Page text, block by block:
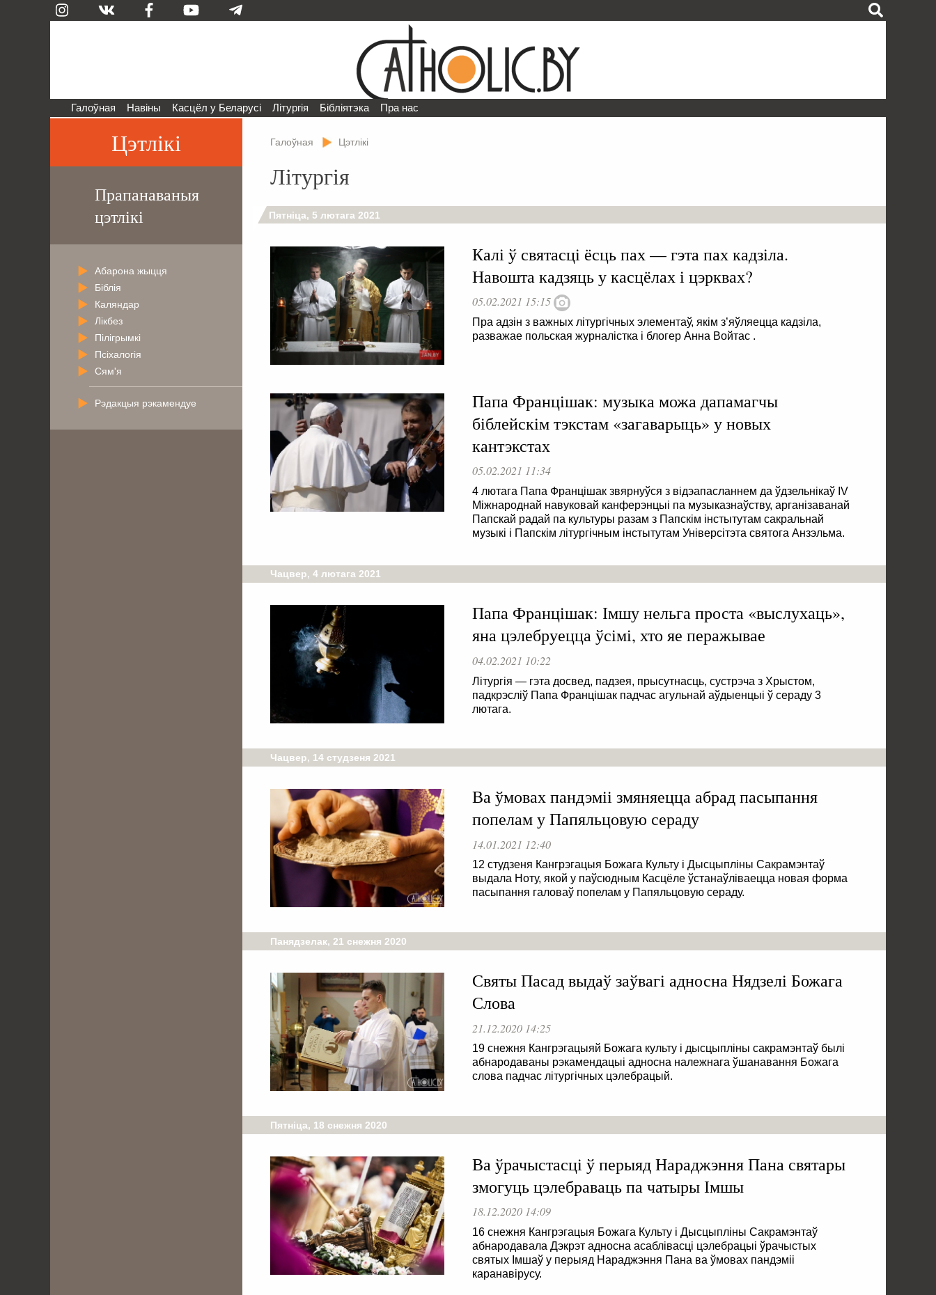
Галоўная Навіны Касцёл у Беларусі Літургія Бібліятэка Пра нас
Галоўная Цэтлікі
Літургія
Пятніца, 5 лютага 2021
Калі ў святасці ёсць пах — гэта пах кадзіла.
Навошта кадзяць у касцёлах і цэрквах?
05.02.2021 15:15
Пра адзін з важных літургічных элементаў, якім з’яўляецца кадзіла,
разважае польская журналістка і блогер Анна Войтас .
Папа Францішак: музыка можа дапамагчы
біблейскім тэкстам «загаварыць» у новых
кантэкстах
05.02.2021 11:34
4 лютага Папа Францішак звярнуўся з відэапасланнем да ўдзельнікаў IV
Міжнароднай навуковай канферэнцыі па музыказнаўству, арганізаванай
Папскай радай па культуры разам з Папскім інстытутам сакральнай
музыкі і Папскім літургічным інстытутам Універсітэта святога Анзэльма.
Чацвер, 4 лютага 2021
Папа Францішак: Імшу нельга проста «выслухаць»,
яна цэлебруецца ўсімі, хто яе перажывае
04.02.2021 10:22
Літургія — гэта досвед, падзея, прысутнасць, сустрэча з Хрыстом,
падкрэсліў Папа Францішак падчас агульнай аўдыенцыі ў сераду 3
лютага.
Чацвер, 14 студзеня 2021
Ва ўмовах пандэміі змяняецца абрад пасыпання
попелам у Папяльцовую сераду
14.01.2021 12:40
12 студзеня Кангрэгацыя Божага Культу і Дысцыпліны Сакрамэнтаў
выдала Ноту, якой у паўсюдным Касцёле ўстанаўліваецца новая форма
пасыпання галоваў попелам у Папяльцовую сераду.
Панядзелак, 21 снежня 2020
Святы Пасад выдаў заўвагі адносна Нядзелі Божага
Слова
21.12.2020 14:25
19 снежня Кангрэгацыяй Божага культу і дысцыпліны сакрамэнтаў былі
абнародаваны рэкамендацыі адносна належнага ўшанавання Божага
слова падчас літургічных цэлебрацый.
Пятніца, 18 снежня 2020
Ва ўрачыстасці ў перыяд Нараджэння Пана святары
змогуць цэлебраваць па чатыры Імшы
18.12.2020 14:09
16 снежня Кангрэгацыя Божага Культу і Дысцыпліны Сакрамэнтаў
абнародавала Дэкрэт адносна асаблівасці цэлебрацыі ўрачыстых
святых Імшаў у перыяд Нараджэння Пана ва ўмовах пандэміі
каранавірусу.
Цэтлікі
Прапанаваныя
цэтлікі
Абарона жыцця
Біблія
Каляндар
Лікбез
Пілігрымкі
Псіхалогія
Сям'я
Рэдакцыя рэкамендуе